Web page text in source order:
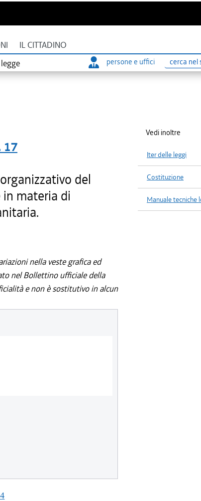
IL CITTADINO
persone e uffici
Ricerca
17
del
materia di
nella veste grafica ed
nel Bollettino ufficiale della
e non è sostitutivo in alcun
Vedi inoltre
Iter delle leggi
Costituzione
Manuale tecniche